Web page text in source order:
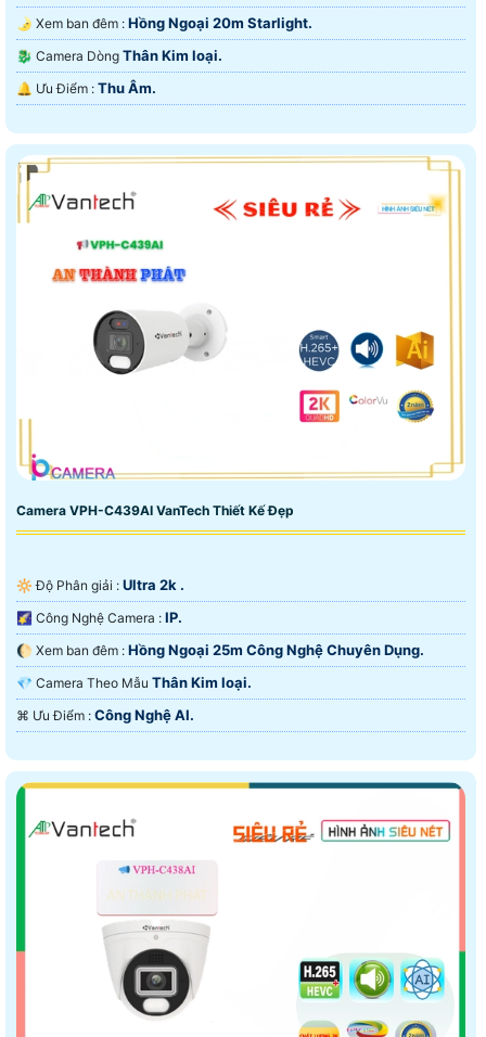
🌛 Xem ban đêm : Hồng Ngoại 20m Starlight.
🐉️ Camera Dòng Thân Kim loại.
️🔔 Ưu Điểm : Thu Âm.
Camera VPH-C439AI VanTech Thiết Kế Đẹp
🔆 Độ Phân giải : Ultra 2k .
🌠 Công Nghệ Camera : IP.
🌔 Xem ban đêm : Hồng Ngoại 25m Công Nghệ Chuyên Dụng.
💎 Camera Theo Mẫu Thân Kim loại.
️⌘ Ưu Điểm : Công Nghệ AI.